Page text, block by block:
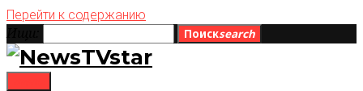
Перейти к содержанию
Поискsearch